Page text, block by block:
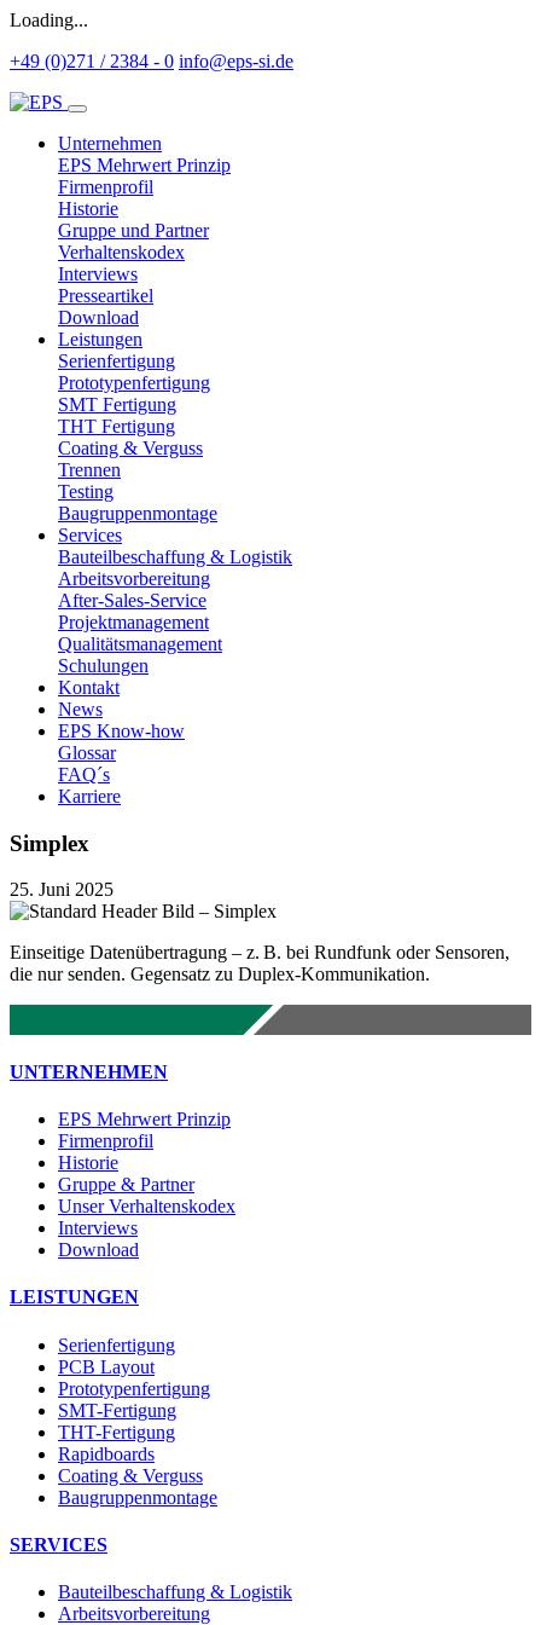
Loading...
+49 (0)271 / 2384 - 0 info@eps-si.de
Unternehmen
EPS Mehrwert Prinzip
Firmenprofil
Historie
Gruppe und Partner
Verhaltenskodex
Interviews
Presseartikel
Download
Leistungen
Serienfertigung
Prototypenfertigung
SMT Fertigung
THT Fertigung
Coating & Verguss
Trennen
Testing
Baugruppenmontage
Services
Bauteilbeschaffung & Logistik
Arbeitsvorbereitung
After-Sales-Service
Projektmanagement
Qualitätsmanagement
Schulungen
Kontakt
News
EPS Know-how
Glossar
FAQ´s
Karriere
Simplex
25. Juni 2025
Einseitige Datenübertragung – z. B. bei Rundfunk oder Sensoren,
die nur senden. Gegensatz zu Duplex-Kommunikation.
UNTERNEHMEN
EPS Mehrwert Prinzip
Firmenprofil
Historie
Gruppe & Partner
Unser Verhaltenskodex
Interviews
Download
LEISTUNGEN
Serienfertigung
PCB Layout
Prototypenfertigung
SMT-Fertigung
THT-Fertigung
Rapidboards
Coating & Verguss
Baugruppenmontage
SERVICES
Bauteilbeschaffung & Logistik
Arbeitsvorbereitung